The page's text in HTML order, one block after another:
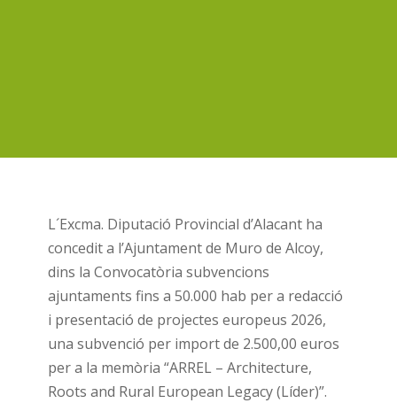
L´Excma. Diputació Provincial d’Alacant ha
concedit a l’Ajuntament de Muro de Alcoy,
dins la Convocatòria subvencions
ajuntaments fins a 50.000 hab per a redacció
i presentació de projectes europeus 2026,
una subvenció per import de 2.500,00 euros
per a la memòria “ARREL – Architecture,
Roots and Rural European Legacy (Líder)”.